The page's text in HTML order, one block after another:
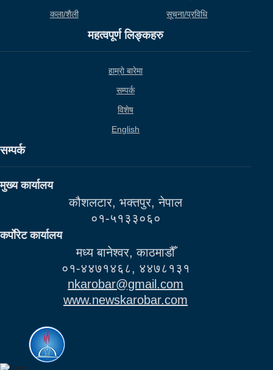
कला/शैली
सूचना/प्रविधि
महत्वपूर्ण लिङ्कहरु
हाम्राे बारेमा
सम्पर्क
विशेष
English
सम्पर्क
मुख्य कार्यालय
कौशलटार, भक्तपुर, नेपाल
०१-५१३३०६०
कर्पाेरेट कार्यालय
मध्य बानेश्वर, काठमाडौँ
०१-४४७१४६८, ४४७८१३१
nkarobar@gmail.com
www.newskarobar.com